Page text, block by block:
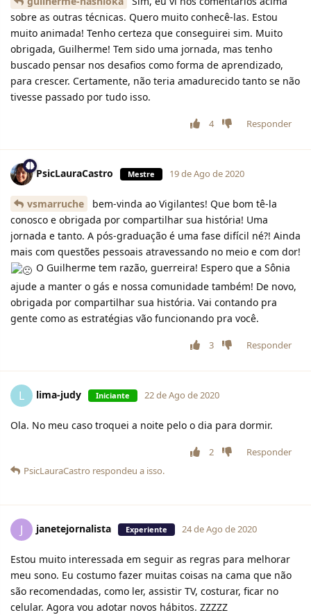
sobre as outras técnicas. Quero muito conhecê-las. Estou
muito animada! Tenho certeza que conseguirei sim. Muito
obrigada, Guilherme! Tem sido uma jornada, mas tenho
buscado pensar nos desafios como forma de aprendizado,
para crescer. Certamente, não teria amadurecido tanto se não
tivesse passado por tudo isso.
4 Responder
PsicLauraCastro Mestre 19 de Ago de 2020
vsmarruche
bem-vinda ao Vigilantes! Que bom tê-la
conosco e obrigada por compartilhar sua história! Uma
jornada e tanto. A pós-graduação é uma fase difícil né?! Ainda
mais com questões pessoais atravessando no meio e com dor!
O Guilherme tem razão, guerreira! Espero que a Sônia
ajude a manter o gás e nossa comunidade também! De novo,
obrigada por compartilhar sua história. Vai contando pra
gente como as estratégias vão funcionando pra você.
3 Responder
L lima-judy Iniciante 22 de Ago de 2020
Ola. No meu caso troquei a noite pelo o dia para dormir.
2
Responder
PsicLauraCastro respondeu a isso.
J janetejornalista Experiente 24 de Ago de 2020
Estou muito interessada em seguir as regras para melhorar
meu sono. Eu costumo fazer muitas coisas na cama que não
são recomendadas, como ler, assistir TV, costurar, ficar no
celular. Agora vou adotar novos hábitos. ZZZZZ